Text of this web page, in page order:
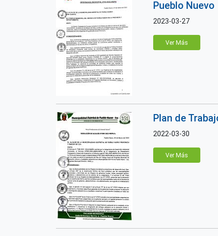
Pueblo Nuevo
2023-03-27
Ver Más
Plan de
2022-03-30
Ver Más